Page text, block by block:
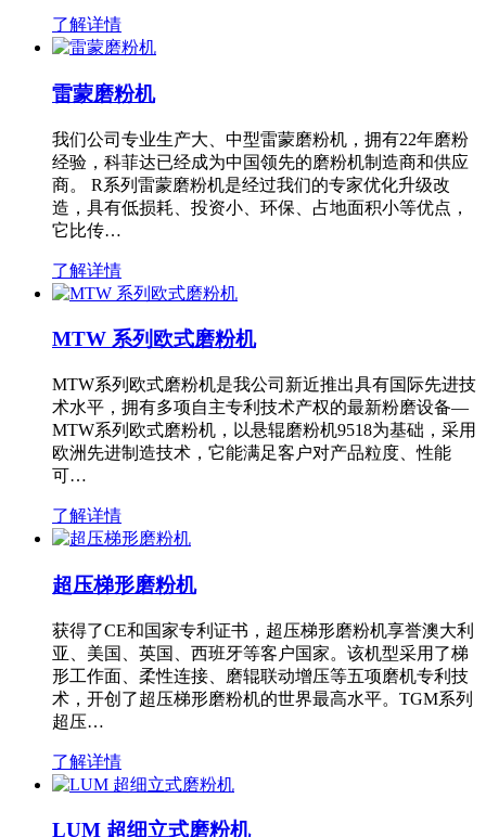
了解详情
雷蒙磨粉机
我们公司专业生产大、中型雷蒙磨粉机，拥有22年磨粉
经验，科菲达已经成为中国领先的磨粉机制造商和供应
商。 R系列雷蒙磨粉机是经过我们的专家优化升级改
造，具有低损耗、投资小、环保、占地面积小等优点，
它比传…
了解详情
MTW 系列欧式磨粉机
MTW系列欧式磨粉机是我公司新近推出具有国际先进技
术水平，拥有多项自主专利技术产权的最新粉磨设备—
MTW系列欧式磨粉机，以悬辊磨粉机9518为基础，采用
欧洲先进制造技术，它能满足客户对产品粒度、性能
可…
了解详情
超压梯形磨粉机
获得了CE和国家专利证书，超压梯形磨粉机享誉澳大利
亚、美国、英国、西班牙等客户国家。该机型采用了梯
形工作面、柔性连接、磨辊联动增压等五项磨机专利技
术，开创了超压梯形磨粉机的世界最高水平。TGM系列
超压…
了解详情
LUM 超细立式磨粉机